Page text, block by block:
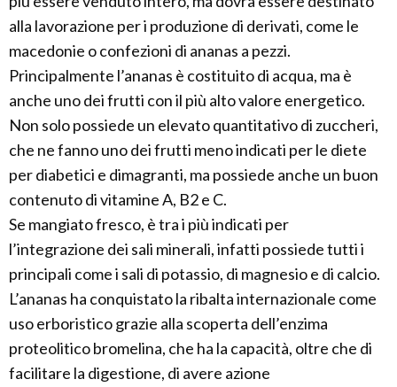
alla lavorazione per i produzione di derivati, come le
macedonie o confezioni di ananas a pezzi.
Principalmente l’ananas è costituito di acqua, ma è
anche uno dei frutti con il più alto valore energetico.
Non solo possiede un elevato quantitativo di zuccheri,
che ne fanno uno dei frutti meno indicati per le diete
per diabetici e dimagranti, ma possiede anche un buon
contenuto di vitamine A, B2 e C.
Se mangiato fresco, è tra i più indicati per
l’integrazione dei sali minerali, infatti possiede tutti i
principali come i sali di potassio, di magnesio e di calcio.
L’ananas ha conquistato la ribalta internazionale come
uso erboristico grazie alla scoperta dell’enzima
proteolitico bromelina, che ha la capacità, oltre che di
facilitare la digestione, di avere azione